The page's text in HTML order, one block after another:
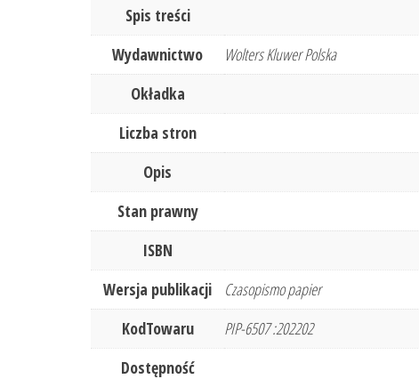
Spis treści
Wydawnictwo
Wolters Kluwer Polska
Okładka
Liczba stron
Opis
Stan prawny
ISBN
Wersja publikacji
Czasopismo papier
KodTowaru
PIP-6507 :202202
Dostępność